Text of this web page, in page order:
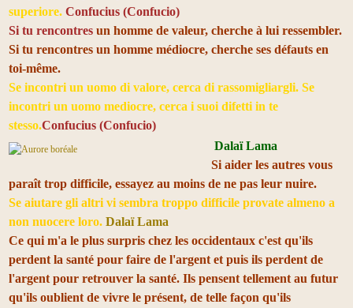
superiore. Confucius (Confucio)
Si tu rencontres un homme de valeur, cherche à lui ressembler.
Si tu rencontres un homme médiocre, cherche ses défauts en
toi-même.
Se incontri un uomo di valore, cerca di rassomigliargli. Se
incontri un uomo mediocre, cerca i suoi difetti in te
stesso.Confucius (Confucio)
Dalaï Lama
Si aider les autres vous
paraît trop difficile, essayez au moins de ne pas leur nuire.
Se aiutare gli altri vi sembra troppo difficile provate almeno a
non nuocere loro. Dalaï Lama
Ce qui m'a le plus surpris chez les occidentaux c'est qu'ils
perdent la santé pour faire de l'argent et puis ils perdent de
l'argent pour retrouver la santé. Ils pensent tellement au futur
qu'ils oublient de vivre le présent, de telle façon qu'ils